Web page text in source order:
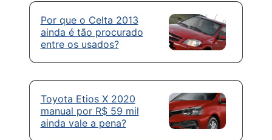
Por que o Celta 2013
ainda é tão procurado
entre os usados?
Toyota Etios X 2020
manual por R$ 59 mil
ainda vale a pena?